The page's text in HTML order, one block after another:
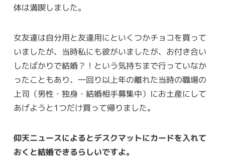
体は満喫しました。
女友達は自分用と友達用にといくつかチョコを買って
いましたが、当時私にも彼がいましたが、お付き合い
したばかりで結婚？！という気持ちまで行っていなか
ったこともあり、一回り以上年の離れた当時の職場の
上司（男性・独身・結婚相手募集中）にお土産にして
あげようと1つだけ買って帰りました。
仰天ニュースによるとデスクマットにカードを入れて
おくと結婚できるらしいですよ。